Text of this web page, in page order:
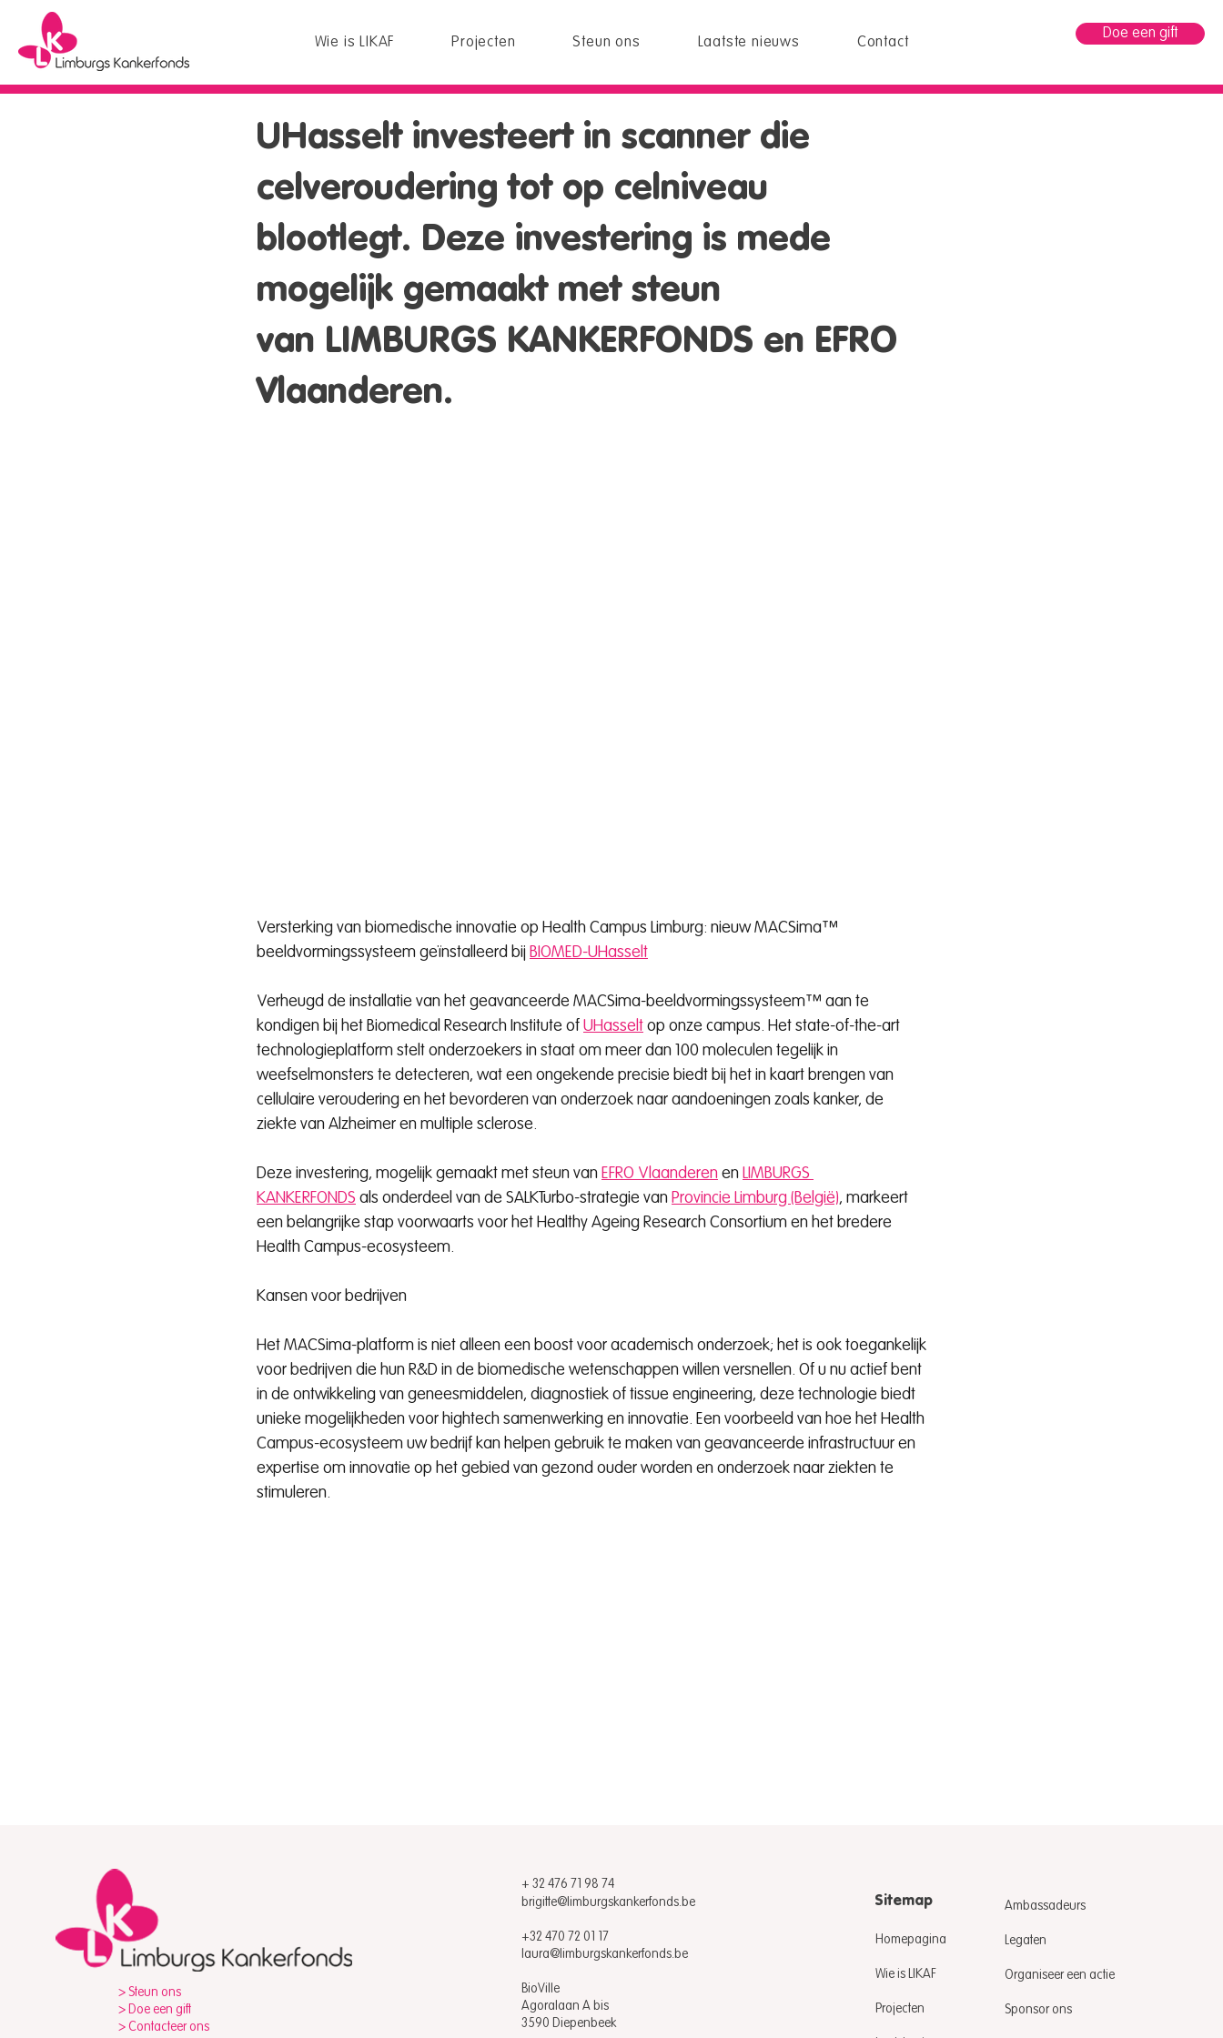
Wie is LIKAF Projecten Steun ons Laatste nieuws Contact
Doe een gift
UHasselt investeert in scanner die
celveroudering tot op celniveau
blootlegt. Deze investering is mede
mogelijk gemaakt met steun
van LIMBURGS KANKERFONDS en EFRO
Vlaanderen.
Versterking van biomedische innovatie op Health Campus Limburg: nieuw MACSima™
beeldvormingssysteem geïnstalleerd bij BIOMED-UHasselt
Verheugd de installatie van het geavanceerde MACSima-beeldvormingssysteem™ aan te
kondigen bij het Biomedical Research Institute of UHasselt op onze campus. Het state-of-the-art
technologieplatform stelt onderzoekers in staat om meer dan 100 moleculen tegelijk in
weefselmonsters te detecteren, wat een ongekende precisie biedt bij het in kaart brengen van
cellulaire veroudering en het bevorderen van onderzoek naar aandoeningen zoals kanker, de
ziekte van Alzheimer en multiple sclerose.
Deze investering, mogelijk gemaakt met steun van EFRO Vlaanderen en LIMBURGS
KANKERFONDS als onderdeel van de SALKTurbo-strategie van Provincie Limburg (België), markeert
een belangrijke stap voorwaarts voor het Healthy Ageing Research Consortium en het bredere
Health Campus-ecosysteem.
Kansen voor bedrijven
Het MACSima-platform is niet alleen een boost voor academisch onderzoek; het is ook toegankelijk
voor bedrijven die hun R&D in de biomedische wetenschappen willen versnellen. Of u nu actief bent
in de ontwikkeling van geneesmiddelen, diagnostiek of tissue engineering, deze technologie biedt
unieke mogelijkheden voor hightech samenwerking en innovatie. Een voorbeeld van hoe het Health
Campus-ecosysteem uw bedrijf kan helpen gebruik te maken van geavanceerde infrastructuur en
expertise om innovatie op het gebied van gezond ouder worden en onderzoek naar ziekten te
stimuleren.
schenkt 100.000 euro aan
Pancreas Fonds van het
Cheque overhandiging
Charity Run 2025
Cheque overhandiging
Bistro Oude God
> Steun ons
> Doe een gift
> Contacteer ons
+ 32 476 71 98 74
brigitte@limburgskankerfonds.be
​​+32 470 72 01 17
laura@limburgskankerfonds.be
BioVille
Agoralaan A bis
3590 Diepenbeek
Homepagina
Wie is LIKAF
Projecten
Sitemap Ambassadeurs
Legaten
Organiseer een actie
Sponsor ons